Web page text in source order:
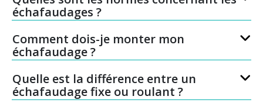
échafaudages ?
Comment dois-je monter mon
échafaudage ?
Quelle est la différence entre un
échafaudage fixe ou roulant ?